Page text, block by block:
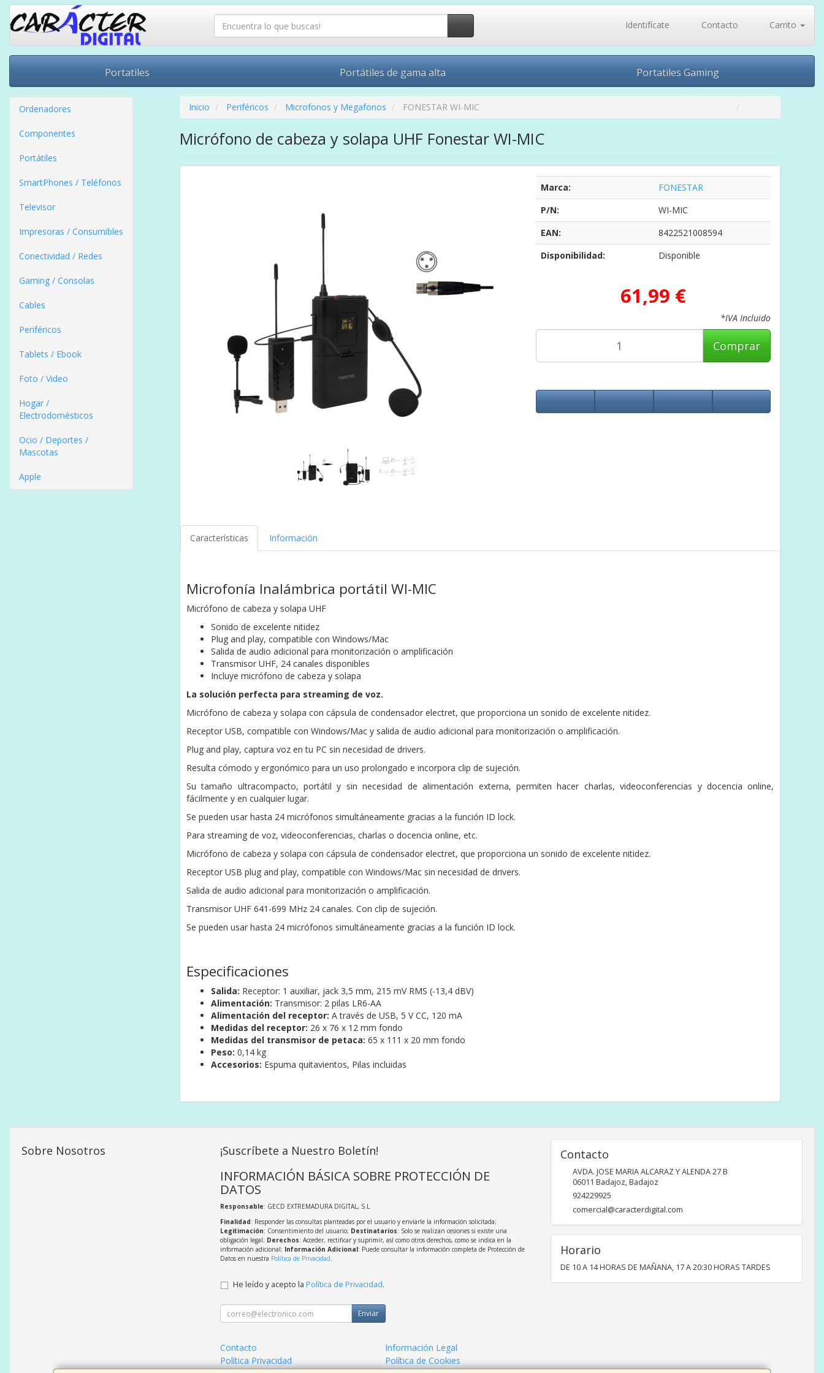
Identifícate Contacto Carrito
Portatiles Portátiles de gama alta Portatiles Gaming
Ordenadores
Componentes
Portátiles
SmartPhones / Teléfonos
Televisor
Impresoras / Consumibles
Conectividad / Redes
Gaming / Consolas
Cables
Periféricos
Tablets / Ebook
Foto / Video
Hogar /
Electrodomésticos
Ocio / Deportes /
Mascotas
Apple
Inicio Periféricos Microfonos y Megafonos FONESTAR WI-MIC
Micrófono de cabeza y solapa UHF Fonestar WI-MIC
Marca:
FONESTAR
P/N:
WI-MIC
EAN:
8422521008594
Disponibilidad:
Disponible
61,99 €
*IVA Incluido
Comprar
Características Información
Microfonía Inalámbrica portátil WI-MIC
Micrófono de cabeza y solapa UHF
Sonido de excelente nitidez
Plug and play, compatible con Windows/Mac
Salida de audio adicional para monitorización o amplificación
Transmisor UHF, 24 canales disponibles
Incluye micrófono de cabeza y solapa
La solución perfecta para streaming de voz.
Micrófono de cabeza y solapa con cápsula de condensador electret, que proporciona un sonido de excelente nitidez.
Receptor USB, compatible con Windows/Mac y salida de audio adicional para monitorización o amplificación.
Plug and play, captura voz en tu PC sin necesidad de drivers.
Resulta cómodo y ergonómico para un uso prolongado e incorpora clip de sujeción.
Su tamaño ultracompacto, portátil y sin necesidad de alimentación externa, permiten hacer charlas, videoconferencias y docencia online,
fácilmente y en cualquier lugar.
Se pueden usar hasta 24 micrófonos simultáneamente gracias a la función ID lock.
Para streaming de voz, videoconferencias, charlas o docencia online, etc.
Micrófono de cabeza y solapa con cápsula de condensador electret, que proporciona un sonido de excelente nitidez.
Receptor USB plug and play, compatible con Windows/Mac sin necesidad de drivers.
Salida de audio adicional para monitorización o amplificación.
Transmisor UHF 641-699 MHz 24 canales. Con clip de sujeción.
Se pueden usar hasta 24 micrófonos simultáneamente gracias a la función ID lock.
Especificaciones
Salida: Receptor: 1 auxiliar, jack 3,5 mm, 215 mV RMS (-13,4 dBV)
Alimentación: Transmisor: 2 pilas LR6-AA
Alimentación del receptor: A través de USB, 5 V CC, 120 mA
Medidas del receptor: 26 x 76 x 12 mm fondo
Medidas del transmisor de petaca: 65 x 111 x 20 mm fondo
Peso: 0,14 kg
Accesorios: Espuma quitavientos, Pilas incluidas
Sobre Nosotros ¡Suscríbete a Nuestro Boletín!
INFORMACIÓN BÁSICA SOBRE PROTECCIÓN DE
DATOS
Responsable: GECD EXTREMADURA DIGITAL, S.L
Finalidad: Responder las consultas planteadas por el usuario y enviarle la información solicitada;
Legitimación: Consentimiento del usuario; Destinatarios: Solo se realizan cesiones si existe una
obligación legal; Derechos: Acceder, rectificar y suprimir, así como otros derechos, como se indica en la
información adicional; Información Adicional: Puede consultar la información completa de Protección de
Datos en nuestra Política de Privacidad.
He leído y acepto la Política de Privacidad.
Enviar
Contacto
Información Legal
Política Privacidad
Política de Cookies
Contacto
AVDA. JOSE MARIA ALCARAZ Y ALENDA 27 B
06011 Badajoz,Badajoz
924229925
comercial@caracterdigital.com
Horario
DE 10 A 14 HORAS DE MAÑANA, 17 A 20:30 HORAS TARDES